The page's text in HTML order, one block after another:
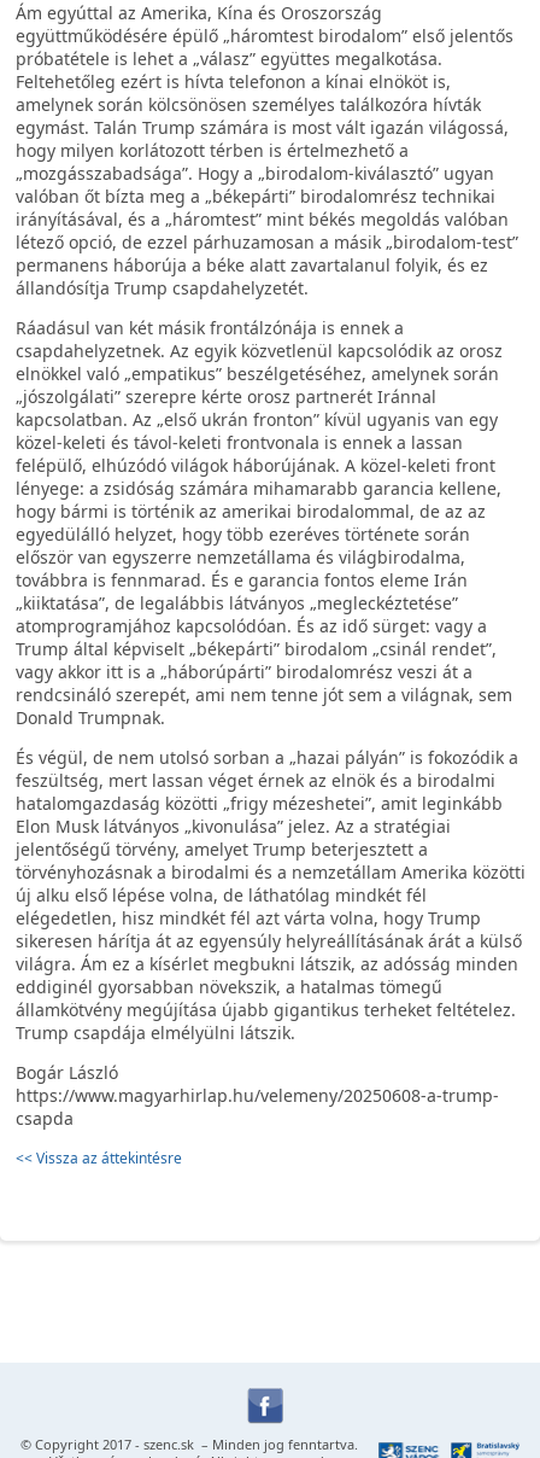
Ám egyúttal az Amerika, Kína és Oroszország
együttműködésére épülő „háromtest birodalom” első jelentős
próbatétele is lehet a „válasz” együttes megalkotása.
Feltehetőleg ezért is hívta telefonon a kínai elnököt is,
amelynek során kölcsönösen személyes találkozóra hívták
egymást. Talán Trump számára is most vált igazán világossá,
hogy milyen korlátozott térben is értelmezhető a
„mozgásszabadsága”. Hogy a „birodalom-kiválasztó” ugyan
valóban őt bízta meg a „békepárti” birodalomrész technikai
irányításával, és a „háromtest” mint békés megoldás valóban
létező opció, de ezzel párhuzamosan a másik „birodalom-test”
permanens háborúja a béke alatt zavartalanul folyik, és ez
állandósítja Trump csapdahelyzetét.
Ráadásul van két másik frontálzónája is ennek a
csapdahelyzetnek. Az egyik közvetlenül kapcsolódik az orosz
elnökkel való „empatikus” beszélgetéséhez, amelynek során
„jószolgálati” szerepre kérte orosz partnerét Iránnal
kapcsolatban. Az „első ukrán fronton” kívül ugyanis van egy
közel-keleti és távol-keleti frontvonala is ennek a lassan
felépülő, elhúzódó világok háborújának. A közel-keleti front
lényege: a zsidóság számára mihamarabb garancia kellene,
hogy bármi is történik az amerikai birodalommal, de az az
egyedülálló helyzet, hogy több ezeréves története során
először van egyszerre nemzetállama és világbirodalma,
továbbra is fennmarad. És e garancia fontos eleme Irán
„kiiktatása”, de legalábbis látványos „megleckéztetése”
atomprogramjához kapcsolódóan. És az idő sürget: vagy a
Trump által képviselt „békepárti” birodalom „csinál rendet”,
vagy akkor itt is a „háborúpárti” birodalomrész veszi át a
rendcsináló szerepét, ami nem tenne jót sem a világnak, sem
Donald Trumpnak.
És végül, de nem utolsó sorban a „hazai pályán” is fokozódik a
feszültség, mert lassan véget érnek az elnök és a birodalmi
hatalomgazdaság közötti „frigy mézeshetei”, amit leginkább
Elon Musk látványos „kivonulása” jelez. Az a stratégiai
jelentőségű törvény, amelyet Trump beterjesztett a
törvényhozásnak a birodalmi és a nemzetállam Amerika közötti
új alku első lépése volna, de láthatólag mindkét fél
elégedetlen, hisz mindkét fél azt várta volna, hogy Trump
sikeresen hárítja át az egyensúly helyreállításának árát a külső
világra. Ám ez a kísérlet megbukni látszik, az adósság minden
eddiginél gyorsabban növekszik, a hatalmas tömegű
államkötvény megújítása újabb gigantikus terheket feltételez.
Trump csapdája elmélyülni látszik.
Bogár László
https://www.magyarhirlap.hu/velemeny/20250608-a-trump-
csapda
<< Vissza az áttekintésre
© Copyright 2017 - szenc.sk– Minden jog fenntartva.